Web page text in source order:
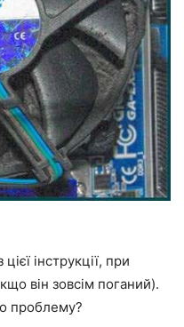
інструкції, при
він зовсім поганий).
проблему?